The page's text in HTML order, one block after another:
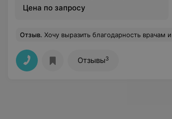
Цена по запросу
Отзыв. Хочу выразить благодарность врачам и медицинскому персоналу госпиталя ветеранов ВОВ 2-го терапевтического отделения и реанимации. Находились на лечении с 06.02.2024 по 26.02.202 с супругом. Довольна как оказанными медуслугами, так и хорошим человеческим отношением заведующему ОАиР Кириллу Ивановичу, медсестрам Галине Анатольевне, Маргарите. Высокая квалификация врачей, аккуратный и внимательный подход к ситуации. И отдельная благодарность моему лечащему врачу
Отзывы3